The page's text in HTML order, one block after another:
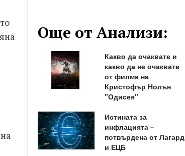
Още от Анализи:
Какво да очаквате и
какво да не очаквате
от филма на
Кристофър Нолън
"Одисея"
Истината за
инфлацията –
потвърдена от Лагард
и ЕЦБ